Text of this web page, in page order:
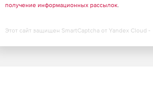
получение информационных рассылок.
Этот сайт защищен SmartCaptcha от Yandex Cloud -